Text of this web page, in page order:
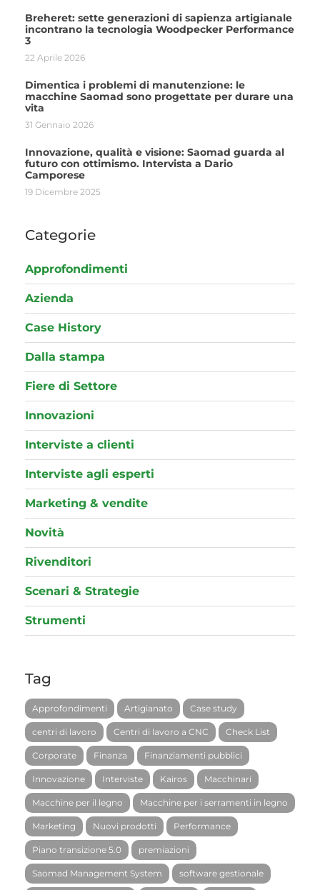
Breheret: sette generazioni di sapienza artigianale
incontrano la tecnologia Woodpecker Performance
3
22 Aprile 2026
Dimentica i problemi di manutenzione: le
macchine Saomad sono progettate per durare una
vita
31 Gennaio 2026
Innovazione, qualità e visione: Saomad guarda al
futuro con ottimismo. Intervista a Dario
Camporese
19 Dicembre 2025
Categorie
Approfondimenti
Azienda
Case History
Dalla stampa
Fiere di Settore
Innovazioni
Interviste a clienti
Interviste agli esperti
Marketing & vendite
Novità
Rivenditori
Scenari & Strategie
Strumenti
Tag
Approfondimenti Artigianato Case study
centri di lavoro Centri di lavoro a CNC Check List
Corporate Finanza Finanziamenti pubblici
Innovazione Interviste Kairos Macchinari
Macchine per il legno Macchine per i serramenti in legno
Marketing Nuovi prodotti Performance
Piano transizione 5.0 premiazioni
Saomad Management System software gestionale